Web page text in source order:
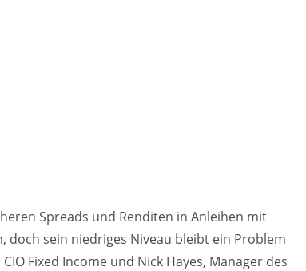
Spreads und Renditen in Anleihen mit
doch sein niedriges Niveau bleibt ein Problem
Fixed Income und Nick Hayes, Manager des